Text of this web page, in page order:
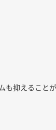
抑えることが